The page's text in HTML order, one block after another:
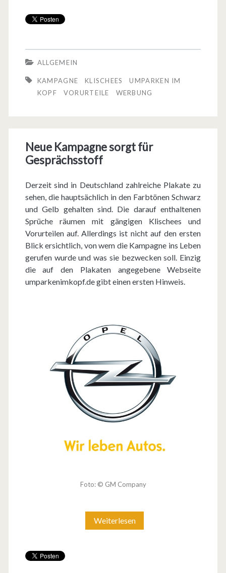
k
i
m
K
o
p
f
“
ALLGEMEIN
KAMPAGNE KLISCHEES
UMPARKEN IM
KOPF
VORURTEILE WERBUNG
Neue Kampagne sorgt für
Gesprächsstoff
Derzeit sind in Deutschland zahlreiche Plakate zu
sehen, die hauptsächlich in den Farbtönen Schwarz
und Gelb gehalten sind. Die darauf enthaltenen
Sprüche räumen mit gängigen Klischees und
Vorurteilen auf. Allerdings ist nicht auf den ersten
Blick ersichtlich, von wem die Kampagne ins Leben
gerufen wurde und was sie bezwecken soll. Einzig
die auf den Plakaten angegebene Webseite
umparkenimkopf.de gibt einen ersten Hinweis.
Foto: © GM Company
WeiterlesenN